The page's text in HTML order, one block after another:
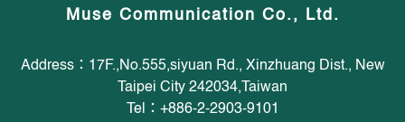
Muse Communication Co., Ltd.
Address：17F.,No.555,siyuan Rd., Xinzhuang Dist., New
Taipei City 242034,Taiwan
Tel：+886-2-2903-9101